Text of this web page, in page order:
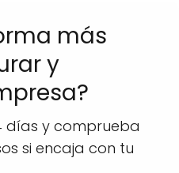
más
y
días y comprueba
si encaja con tu